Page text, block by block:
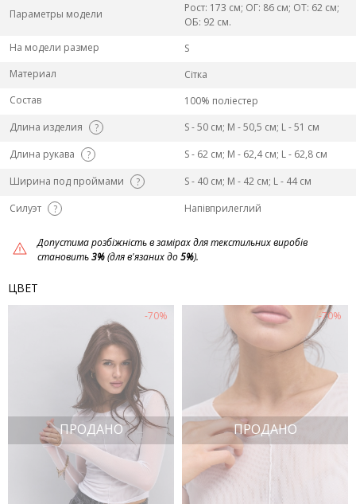
Параметры модели
Рост: 173 см; ОГ: 86 см; ОТ: 62 см;
ОБ: 92 см.
На модели размер
S
Материал
Сітка
Состав
100% поліестер
Длина изделия
?
S - 50 см; M - 50,5 см; L - 51 см
Длина рукава
?
S - 62 см; M - 62,4 см; L - 62,8 см
Ширина под проймами
?
S - 40 см; M - 42 см; L - 44 см
Силуэт
? Напівприлеглий
Допустима розбіжність в замірах для текстильних виробів
становить3%(для в'язаних до5%).
ЦВЕТ
-70%
ПРОДАНО
-70%
ПРОДАНО